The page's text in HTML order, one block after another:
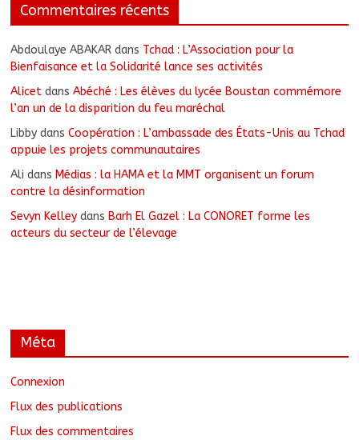
Commentaires récents
Abdoulaye ABAKAR dans Tchad : L’Association pour la
Bienfaisance et la Solidarité lance ses activités
Alicet dansAbéché : Les élèves du lycée Boustan commémore
l’an un de la disparition du feu maréchal
Libby dansCoopération : L’ambassade des États-Unis au Tchad
appuie les projets communautaires
Ali dans Médias : la HAMA et la MMT organisent un forum
contre la désinformation
Sevyn Kelley dans Barh El Gazel : La CONORET forme les
acteurs du secteur de l’élevage
Méta
Connexion
Flux des publications
Flux des commentaires